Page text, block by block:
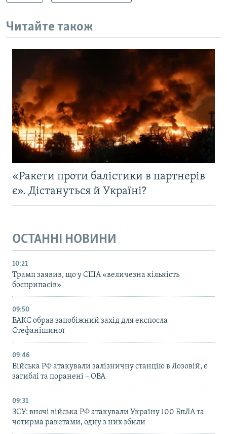
Читайте також
«Ракети проти балістики в партнерів
є». Дістануться й Україні?
ОСТАННІ НОВИНИ
10:21
Трамп заявив, що у США «величезна кількість
боєприпасів»
09:50
ВАКС обрав запобіжний захід для експосла
Стефанішиної
09:46
Війська РФ атакували залізничну станцію в Лозовій, є
загиблі та поранені – ОВА
09:31
ЗСУ: вночі війська РФ атакували Україну 100 БпЛА та
чотирма ракетами, одну з них збили